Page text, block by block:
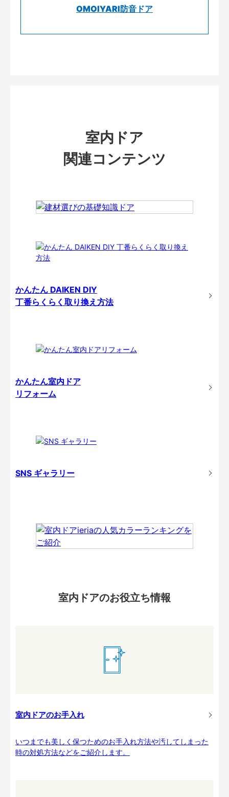
OMOIYARI防音ドア
室内ドア
関連コンテンツ
かんたん DAIKEN DIY
丁番らくらく取り換え方法
かんたん室内ドア
リフォーム
SNS ギャラリー
室内ドアのお役立ち情報
室内ドアのお手入れ
いつまでも美しく保つためのお手入れ方法や汚してしまった
時の対処方法などをご紹介します。